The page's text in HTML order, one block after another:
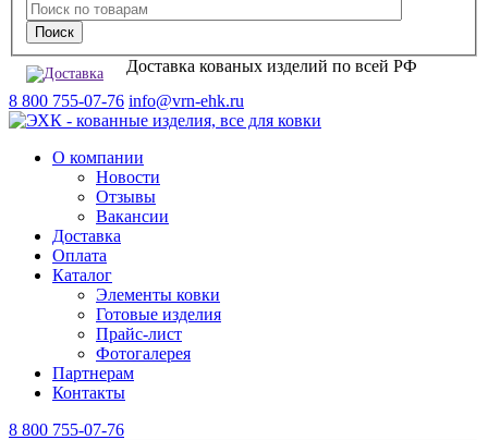
Доставка кованых изделий по всей РФ
8 800 755-07-76 info@vrn-ehk.ru
О компании
Новости
Отзывы
Вакансии
Доставка
Оплата
Каталог
Элементы ковки
Готовые изделия
Прайс-лист
Фотогалерея
Партнерам
Контакты
8 800 755-07-76